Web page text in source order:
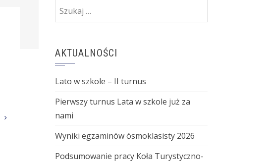
Szukaj:
AKTUALNOŚCI
Lato w szkole – II turnus
Pierwszy turnus Lata w szkole już za
nami
Wyniki egzaminów ósmoklasisty 2026
Podsumowanie pracy Koła Turystyczno-